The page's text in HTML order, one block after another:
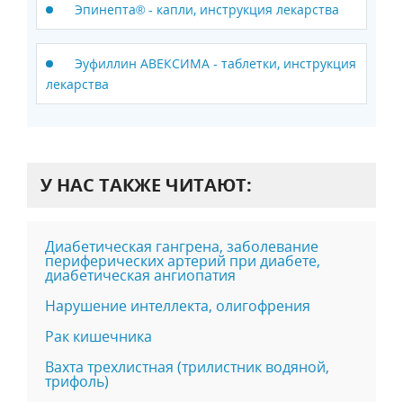
Эпинепта® - капли, инструкция лекарства
Эуфиллин АВЕКСИМА - таблетки, инструкция
лекарства
У НАС ТАКЖЕ ЧИТАЮТ:
Диабетическая гангрена, заболевание
периферических артерий при диабете,
диабетическая ангиопатия
Нарушение интеллекта, олигофрения
Рак кишечника
Вахта трехлистная (трилистник водяной,
трифоль)